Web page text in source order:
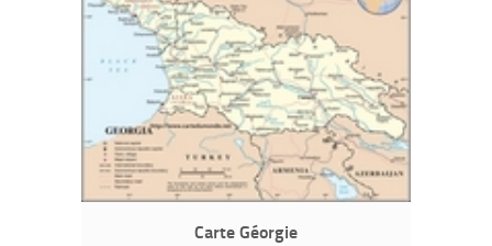
Carte Géorgie